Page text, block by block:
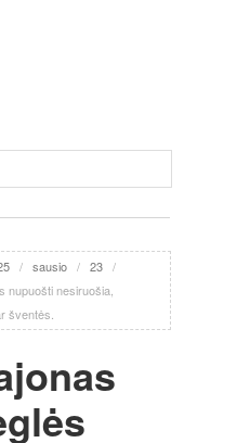
/ sausio / 23 /
nupuošti nesiruošia,
šventės.